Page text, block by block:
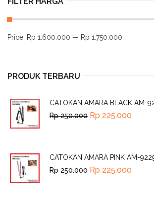
Price: Rp 1.600.000 — Rp 1.750.000
PRODUK TERBARU
CATOKAN AMARA BLACK AM-
Rp250.000 Rp 225.000
CATOKAN AMARA PINK AM-
Rp250.000 Rp 225.000